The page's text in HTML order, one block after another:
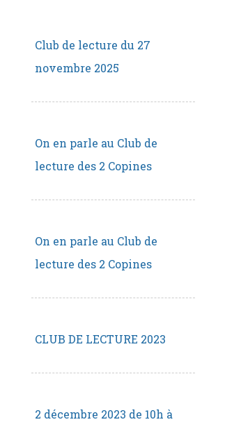
Club de lecture du 27
novembre 2025
On en parle au Club de
lecture des 2 Copines
On en parle au Club de
lecture des 2 Copines
CLUB DE LECTURE 2023
2 décembre 2023 de 10h à